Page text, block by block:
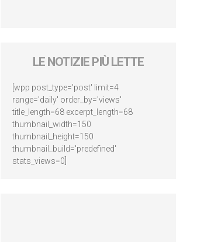
LE NOTIZIE PIÙ LETTE
[wpp post_type='post' limit=4
range='daily' order_by='views'
title_length=68 excerpt_length=68
thumbnail_width=150
thumbnail_height=150
thumbnail_build='predefined'
stats_views=0]